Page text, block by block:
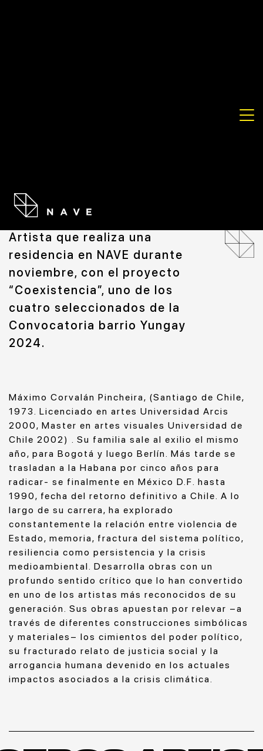
Artista que realiza una
residencia en NAVE durante
noviembre, con el proyecto
“Coexistencia”, uno de los
cuatro seleccionados de la
Convocatoria barrio Yungay
2024.
Máximo Corvalán Pincheira, (Santiago de Chile,
1973. Licenciado en artes Universidad Arcis
2000, Master en artes visuales Universidad de
Chile 2002) . Su familia sale al exilio el mismo
año, para Bogotá y luego Berlín. Más tarde se
trasladan a la Habana por cinco años para
radicar- se finalmente en México D.F. hasta
1990, fecha del retorno definitivo a Chile. A lo
largo de su carrera, ha explorado
constantemente la relación entre violencia de
Estado, memoria, fractura del sistema político,
resiliencia como persistencia y la crisis
medioambiental. Desarrolla obras con un
profundo sentido crítico que lo han convertido
en uno de los artistas más reconocidos de su
generación. Sus obras apuestan por relevar –a
través de diferentes construcciones simbólicas
y materiales– los cimientos del poder político,
su fracturado relato de justicia social y la
arrogancia humana devenido en los actuales
impactos asociados a la crisis climática.